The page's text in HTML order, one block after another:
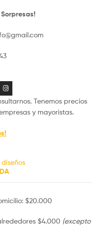
Tenemos precios
y mayoristas.
$20.000
$4.000 (excepto